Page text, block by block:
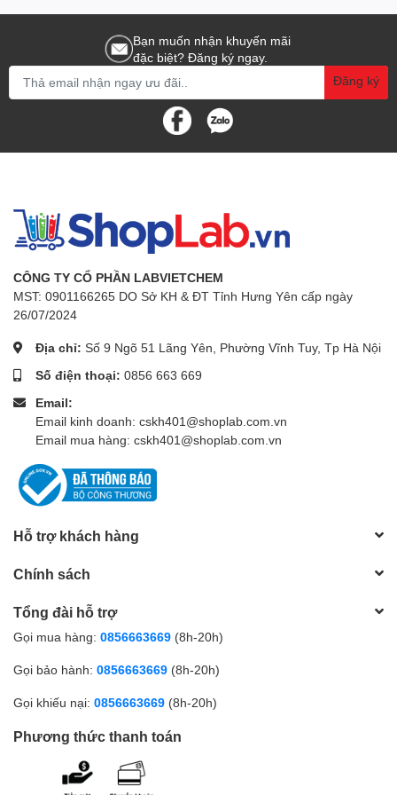
Quy cách
Bạn muốn nhận khuyến mãi
đặc biệt? Đăng ký ngay.
Đăng ký
CÔNG TY CỔ PHẦN LABVIETCHEM
MST: 0901166265 DO Sở KH & ĐT Tỉnh Hưng Yên cấp ngày
26/07/2024
Địa chỉ: Số 9 Ngõ 51 Lãng Yên, Phường Vĩnh Tuy, Tp Hà Nội
Số điện thoại: 0856 663 669
Email:
Email kinh doanh: cskh401@shoplab.com.vn
Email mua hàng: cskh401@shoplab.com.vn
Hỗ trợ khách hàng
Chính sách
Tổng đài hỗ trợ
Gọi mua hàng: 0856663669 (8h-20h)
Gọi bảo hành: 0856663669 (8h-20h)
Gọi khiếu nại: 0856663669 (8h-20h)
Phương thức thanh toán